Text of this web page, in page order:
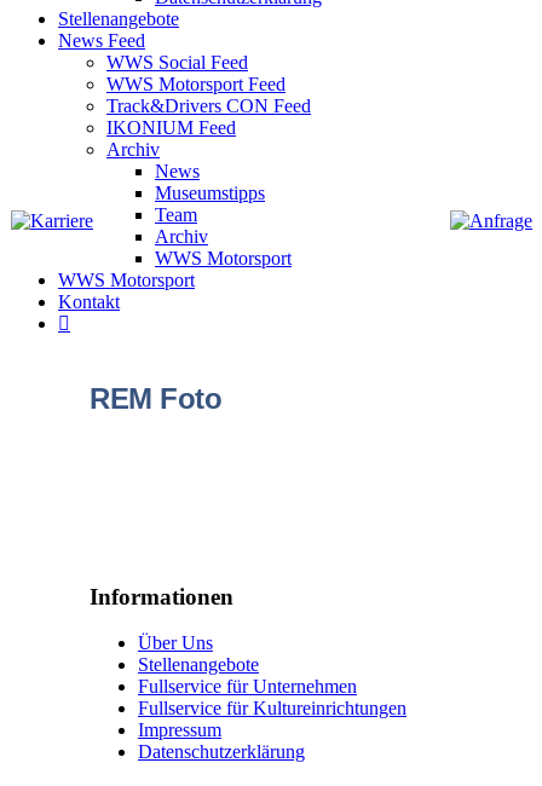
Stellenangebote
News Feed
WWS Social Feed
WWS Motorsport Feed
Track&Drivers CON Feed
IKONIUM Feed
Archiv
News
Museumstipps
Team
Archiv
WWS Motorsport
WWS Motorsport
Kontakt
REM Foto
Informationen
Über Uns
Stellenangebote
Fullservice für Unternehmen
Fullservice für Kultureinrichtungen
Impressum
Datenschutzerklärung